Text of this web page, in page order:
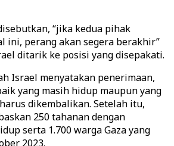
“jika kedua pihak
ini, perang akan segera berakhir”
ditarik ke posisi yang disepakati.
Israel menyatakan penerimaan,
yang masih hidup maupun yang
dikembalikan. Setelah itu,
250 tahanan dengan
serta 1.700 warga Gaza yang
2023.